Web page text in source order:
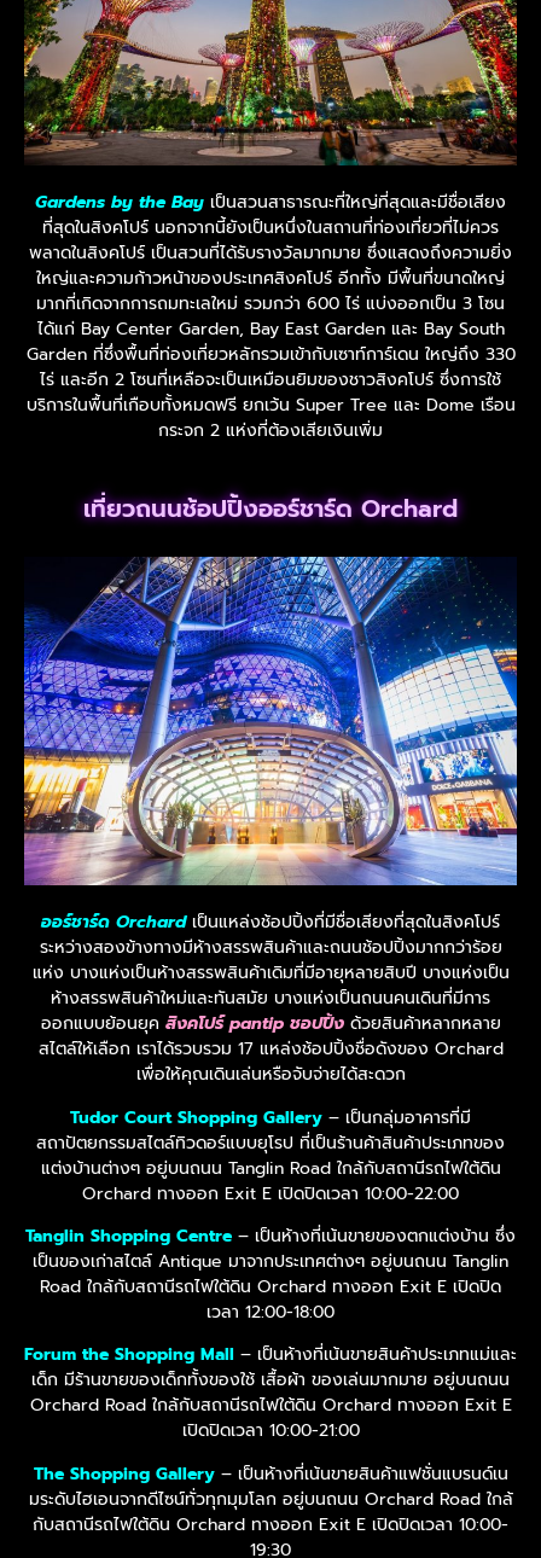
Gardens by the Bay เป็นสวนสาธารณะที่ใหญ่ที่สุดและมีชื่อเสียง
ที่สุดในสิงคโปร์ นอกจากนี้ยังเป็นหนึ่งในสถานที่ท่องเที่ยวที่ไม่ควร
พลาดในสิงคโปร์ เป็นสวนที่ได้รับรางวัลมากมาย ซึ่งแสดงถึงความยิ่ง
ใหญ่และความก้าวหน้าของประเทศสิงคโปร์ อีกทั้ง มีพื้นที่ขนาดใหญ่
มากที่เกิดจากการถมทะเลใหม่ รวมกว่า 600 ไร่ แบ่งออกเป็น 3 โซน
ได้แก่ Bay Center Garden, Bay East Garden และ Bay South
Garden ที่ซึ่งพื้นที่ท่องเที่ยวหลักรวมเข้ากับเซาท์การ์เดน ใหญ่ถึง 330
ไร่ และอีก 2 โซนที่เหลือจะเป็นเหมือนยิมของชาวสิงคโปร์ ซึ่งการใช้
บริการในพื้นที่เกือบทั้งหมดฟรี ยกเว้น Super Tree และ Dome เรือน
กระจก 2 แห่งที่ต้องเสียเงินเพิ่ม
เที่ยวถนนช้อปปิ้งออร์ชาร์ด Orchard
ออร์ชาร์ด Orchard เป็นแหล่งช้อปปิ้งที่มีชื่อเสียงที่สุดในสิงคโปร์
ระหว่างสองข้างทางมีห้างสรรพสินค้าและถนนช้อปปิ้งมากกว่าร้อย
แห่ง บางแห่งเป็นห้างสรรพสินค้าเดิมที่มีอายุหลายสิบปี บางแห่งเป็น
ห้างสรรพสินค้าใหม่และทันสมัย บางแห่งเป็นถนนคนเดินที่มีการ
ออกแบบย้อนยุค สิงคโปร์ pantip ชอปปิ้งด้วยสินค้าหลากหลาย
สไตล์ให้เลือก เราได้รวบรวม 17 แหล่งช้อปปิ้งชื่อดังของ Orchard
เพื่อให้คุณเดินเล่นหรือจับจ่ายได้สะดวก
Tudor Court Shopping Gallery – เป็นกลุ่มอาคารที่มี
สถาปัตยกรรมสไตล์ทิวดอร์แบบยุโรป ที่เป็นร้านค้าสินค้าประเภทของ
แต่งบ้านต่างๆ อยู่บนถนน Tanglin Road ใกล้กับสถานีรถไฟใต้ดิน
Orchard ทางออก Exit E เปิดปิดเวลา 10:00-22:00
Tanglin Shopping Centre – เป็นห้างที่เน้นขายของตกแต่งบ้าน ซึ่ง
เป็นของเก่าสไตล์ Antique มาจากประเทศต่างๆ อยู่บนถนน Tanglin
Road ใกล้กับสถานีรถไฟใต้ดิน Orchard ทางออก Exit E เปิดปิด
เวลา 12:00-18:00
Forum the Shopping Mall – เป็นห้างที่เน้นขายสินค้าประเภทแม่และ
เด็ก มีร้านขายของเด็กทั้งของใช้ เสื้อผ้า ของเล่นมากมาย อยู่บนถนน
Orchard Road ใกล้กับสถานีรถไฟใต้ดิน Orchard ทางออก Exit E
เปิดปิดเวลา 10:00-21:00
The Shopping Gallery– เป็นห้างที่เน้นขายสินค้าแฟชั่นแบรนด์เน
มระดับไฮเอนจากดีไซน์ทั่วทุกมุมโลก อยู่บนถนน Orchard Road ใกล้
กับสถานีรถไฟใต้ดิน Orchard ทางออก Exit E เปิดปิดเวลา 10:00-
19:30